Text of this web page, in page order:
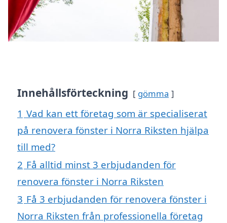
Innehållsförteckning gömma
1 Vad kan ett företag som är specialiserat
på renovera fönster i Norra Riksten hjälpa
till med?
2 Få alltid minst 3 erbjudanden för
renovera fönster i Norra Riksten
3 Få 3 erbjudanden för renovera fönster i
Norra Riksten från professionella företag